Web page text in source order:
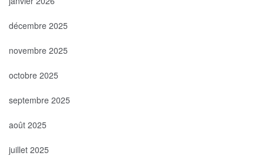
décembre 2025
novembre 2025
octobre 2025
septembre 2025
août 2025
juillet 2025